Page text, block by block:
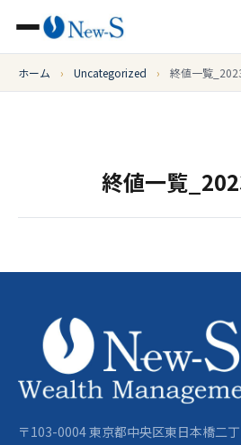
ホーム › Uncategorized › 終値一覧
終値一覧
〒103-0004 東京都中央区東日本橋二